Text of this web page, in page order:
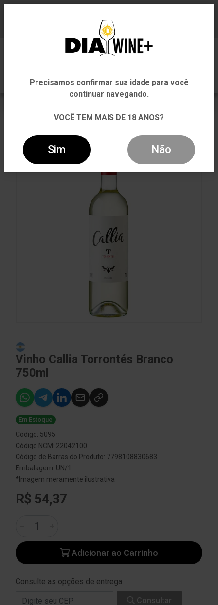
VINHO CALLIA TORRONTÉS BRANCO 750ML
Vinho Callia Torrontés Branco
750ml
Em Estoque
Código: 5095
Código NCM: 22042100
Código de Barras do Produto: 7798108830683
Embalagem: UN/1
*Imagem meramente ilustrativa
R$ 54,37
Adicionar ao Carrinho
Consulte as opções de entrega
Consultar
Em que Estado você está?
Pernambuco
Outros Estados
Precisamos confirmar sua idade para você
continuar navegando.
VOCÊ TEM MAIS DE 18 ANOS?
Sim Não